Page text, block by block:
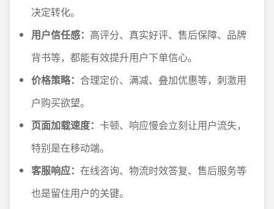
决定转化。
用户信任感： 高评分、真实好评、售后保障、品牌
背书等，都能有效提升用户下单信心。
价格策略： 合理定价、满减、叠加优惠等，刺激用
户购买欲望。
页面加载速度： 卡顿、响应慢会立刻让用户流失，
特别是在移动端。
客服响应： 在线咨询、物流时效答复、售后服务等
也是留住用户的关键。